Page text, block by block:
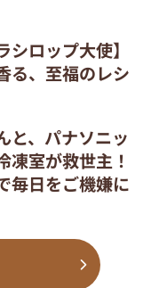
シロップ大使】
る、至福のレシ
と、パナソニッ
凍室が救世主！
毎日をご機嫌に